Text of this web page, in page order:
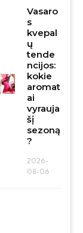
Vasaro
s
kvepal
ų
tende
ncijos:
kokie
aromat
ai
vyrauja
šį
sezoną
?
2026-
08-06